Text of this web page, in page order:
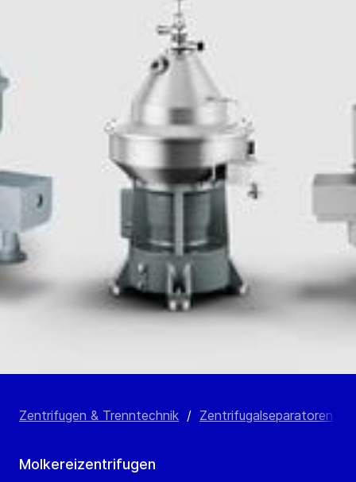
Zentrifugen & Trenntechnik / Zentrifugalseparatoren
Molkereizentrifugen